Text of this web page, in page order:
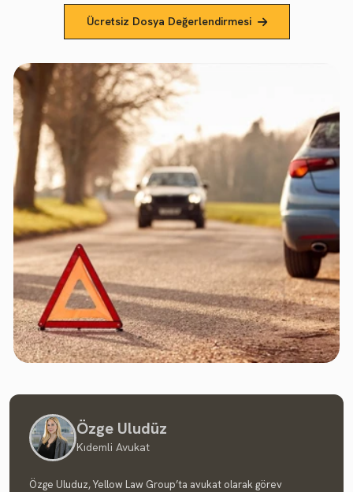
Ücretsiz Dosya Değerlendirmesi
Özge Uludüz
Kıdemli Avukat
Özge Uluduz, Yellow Law Group’ta avukat olarak görev